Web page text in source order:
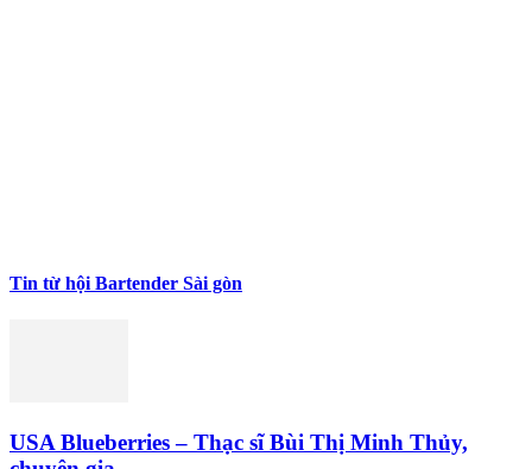
Tin từ hội Bartender Sài gòn
USA Blueberries – Thạc sĩ Bùi Thị Minh Thủy,